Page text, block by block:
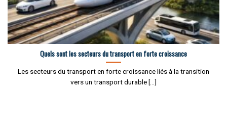
Quels sont les secteurs du transport en forte croissance
Les secteurs du transport en forte croissance liés à la transition
vers un transport durable [...]